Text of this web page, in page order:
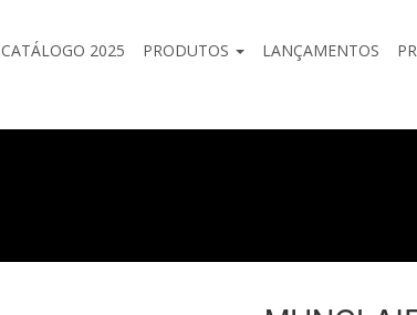
CATÁLOGO 2025 PRODUTOS LANÇAMENTOS